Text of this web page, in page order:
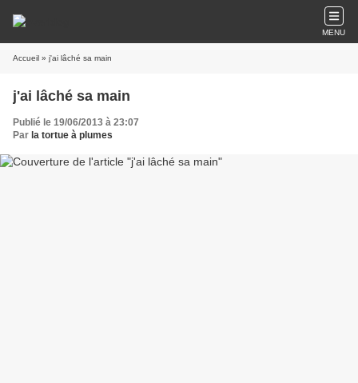
MENU
Accueil » j'ai lâché sa main
j'ai lâché sa main
Publié le 19/06/2013 à 23:07
Par la tortue à plumes